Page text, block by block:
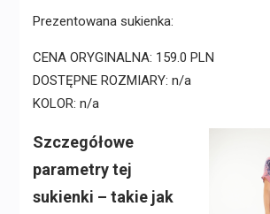
Prezentowana sukienka:
CENA ORYGINALNA: 159.0 PLN
DOSTĘPNE ROZMIARY: n/a
KOLOR: n/a
Szczegółowe
parametry tej
sukienki – takie jak